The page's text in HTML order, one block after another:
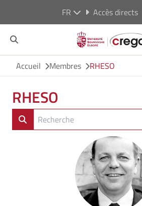
FR Accès directs
Accueil Membres RHESO
RHESO